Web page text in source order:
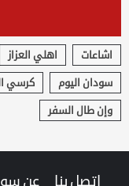
اشاعات اهلي العزاز
سودان اليوم كرسي
وإن طال السفر
اتصل بنا عن